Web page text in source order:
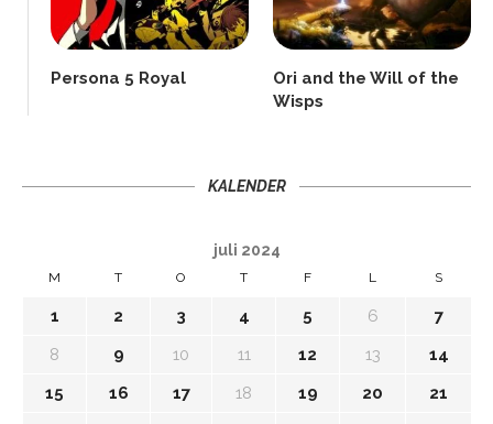
Persona 5 Royal
Ori and the Will of the
Wisps
KALENDER
juli 2024
M T O T F L S
1 2 3 4 5 6
7
8
9 10 11 12 13
14
15
16 17 18 19 20
21